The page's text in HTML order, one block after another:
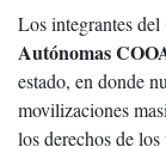
Los integrantes del
Autónomas
estado, en donde
movilizaciones
los derechos de